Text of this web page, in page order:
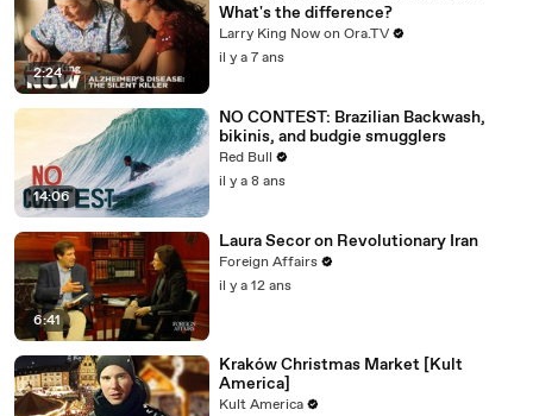
2:24
What's the difference?
Larry King Now on Ora.TV
il y a 7 ans
14:06
NO CONTEST: Brazilian Backwash,
bikinis, and budgie smugglers
Red Bull
il y a 8 ans
6:41
Laura Secor on Revolutionary Iran
Foreign Affairs
il y a 12 ans
Kraków Christmas Market [Kult
America]
Kult America